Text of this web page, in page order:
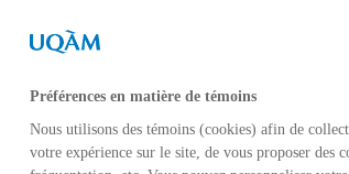
Préférences en matière de témoins
Nous utilisons des témoins (cookies) afin de
votre expérience sur le site, de vous proposer des